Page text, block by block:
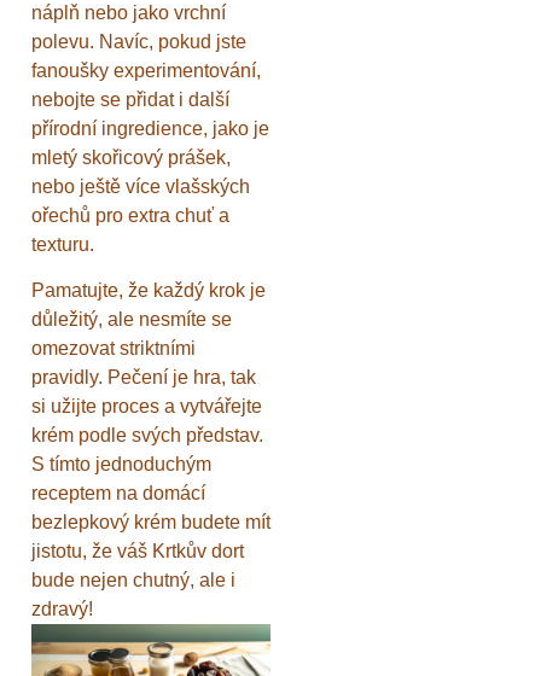
náplň nebo jako vrchní
polevu. Navíc, pokud jste
fanoušky experimentování,
nebojte se přidat i další
přírodní ingredience, jako je
mletý skořicový prášek,
nebo ještě více vlašských
ořechů pro extra chuť a
texturu.
Pamatujte, že každý krok je
důležitý, ale nesmíte se
omezovat striktními
pravidly. Pečení je hra, tak
si užijte proces a vytvářejte
krém podle svých představ.
S tímto jednoduchým
receptem na domácí
bezlepkový krém budete mít
jistotu, že váš Krtkův dort
bude nejen chutný, ale i
zdravý!